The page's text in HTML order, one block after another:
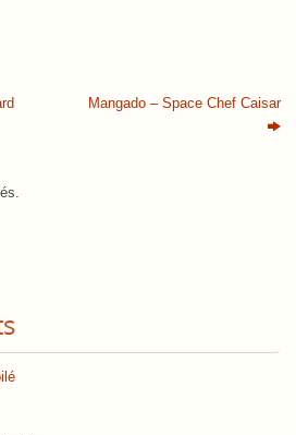
Mangado – Space Chef Caisar